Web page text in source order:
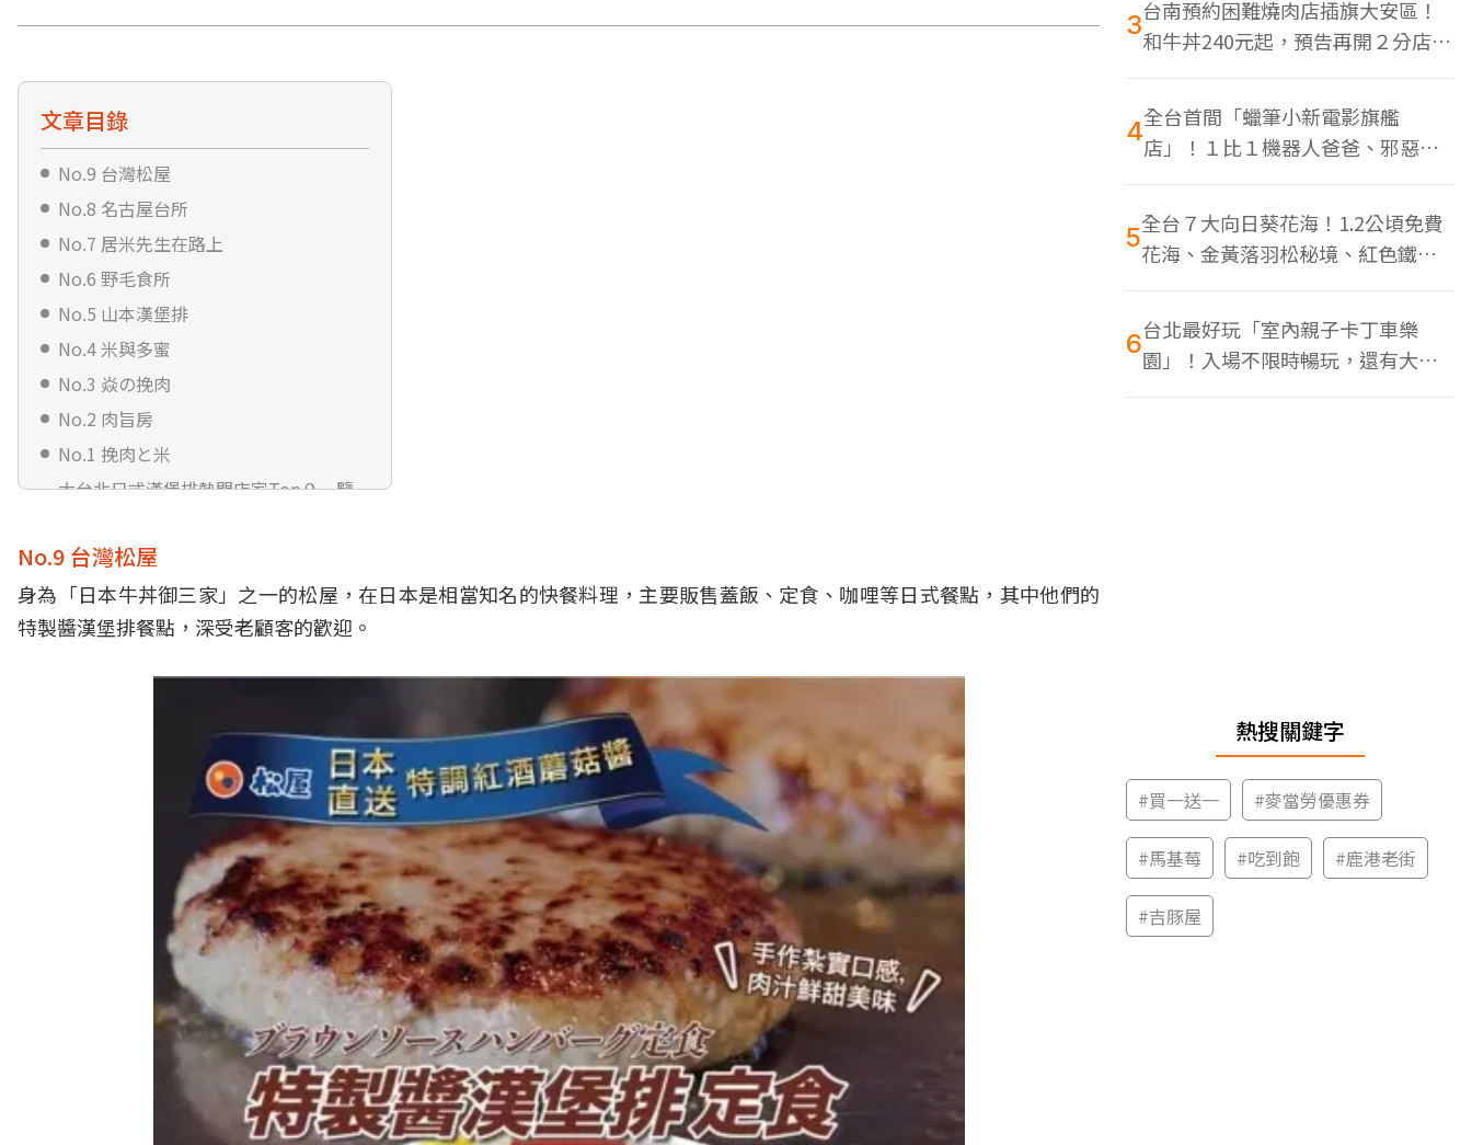
文章目錄
No.9 台灣松屋
No.8 名古屋台所
No.7 居米先生在路上
No.6 野毛食所
No.5 山本漢堡排
No.4 米與多蜜
No.3 焱の挽肉
No.2 肉旨房
No.1 挽肉と米
大台北日式漢堡排熱門店家Top９一覽
No.9 台灣松屋
身為「日本牛丼御三家」之一的松屋，在日本是相當知名的快餐料理，主要販售蓋飯、定食、咖哩等日式餐點，其中他們的
特製醬漢堡排餐點，深受老顧客的歡迎。
3台南預約困難燒肉店插旗大安區！
和牛丼240元起，預告再開２分店、
地點曝光
4全台首間「蠟筆小新電影旗艦
店」！１比１機器人爸爸、邪惡正
男，百款周邊買翻
5全台７大向日葵花海！1.2公頃免費
花海、金黃落羽松秘境、紅色鐵橋
同框
6台北最好玩「室內親子卡丁車樂
園」！入場不限時暢玩，還有大螢
幕Switch遊戲區
熱搜關鍵字
#買一送一 #麥當勞優惠券
#馬基莓 #吃到飽 #鹿港老街
#吉豚屋